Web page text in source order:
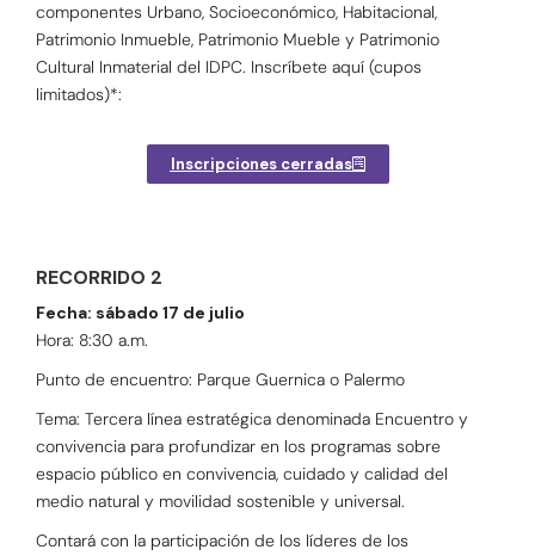
componentes Urbano, Socioeconómico, Habitacional,
Patrimonio Inmueble, Patrimonio Mueble y Patrimonio
Cultural Inmaterial del IDPC. Inscríbete aquí (cupos
limitados)*:
Inscripciones cerradas
RECORRIDO 2
Fecha: sábado 17 de julio
Hora: 8:30 a.m.
Punto de encuentro: Parque Guernica o Palermo
Tema: Tercera línea estratégica denominada Encuentro y
convivencia para profundizar en los programas sobre
espacio público en convivencia, cuidado y calidad del
medio natural y movilidad sostenible y universal.
Contará con la participación de los líderes de los